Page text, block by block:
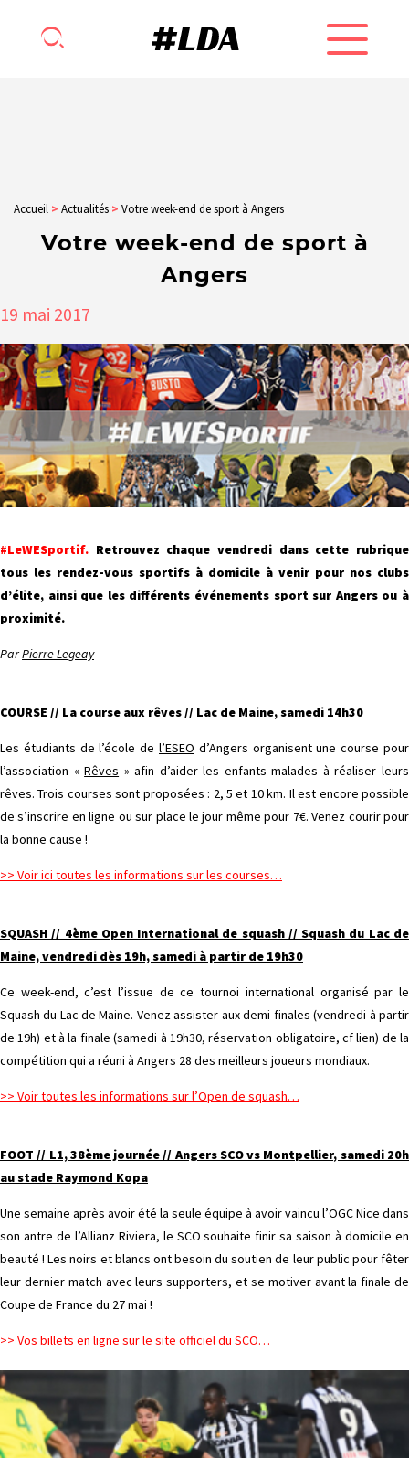
Accueil > Actualités > Votre week-end de sport à Angers
Votre week-end de sport à
Angers
19 mai 2017
#LeWESportif. Retrouvez chaque vendredi dans cette rubrique
tous les rendez-vous sportifs à domicile à venir pour nos clubs
d’élite, ainsi que les différents événements sport sur Angers ou à
proximité.
ParPierre Legeay
COURSE // La course aux rêves // Lac de Maine, samedi 14h30
Les étudiants de l’école de l’ESEO d’Angers organisent une course pour
l’association «Rêves » afin d’aider les enfants malades à réaliser leurs
rêves. Trois courses sont proposées : 2, 5 et 10 km. Il est encore possible
de s’inscrire en ligne ou sur place le jour même pour 7€. Venez courir pour
la bonne cause !
>> Voir ici toutes les informations sur les courses…
SQUASH // 4ème Open International de squash // Squash du Lac de
Maine, vendredi dès 19h, samedi à partir de 19h30
Ce week-end, c’est l’issue de ce tournoi international organisé par le
Squash du Lac de Maine. Venez assister aux demi-finales (vendredi à partir
de 19h) et à la finale (samedi à 19h30, réservation obligatoire, cf lien) de la
compétition qui a réuni à Angers 28 des meilleurs joueurs mondiaux.
>> Voir toutes les informations sur l’Open de squash…
FOOT // L1, 38ème journée // Angers SCO vs Montpellier, samedi 20h
au stade Raymond Kopa
Une semaine après avoir été la seule équipe à avoir vaincu l’OGC Nice dans
son antre de l’Allianz Riviera, le SCO souhaite finir sa saison à domicile en
beauté ! Les noirs et blancs ont besoin du soutien de leur public pour fêter
leur dernier match avec leurs supporters, et se motiver avant la finale de
Coupe de France du 27 mai !
>> Vos billets en ligne sur le site officiel du SCO…